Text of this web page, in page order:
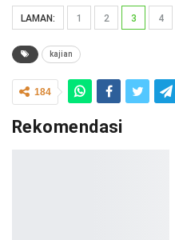
LAMAN: 1 2 3 4
kajian
184
Rekomendasi